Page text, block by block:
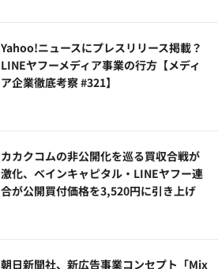
Yahoo!ニュースにプレスリリース掲載？
LINEヤフーメディア事業の行方【メディ
ア企業徹底考察 #321】
カカクコムの非公開化を巡る買収合戦が
激化、ベインキャピタル・LINEヤフー連
合が公開買付価格を3,520円に引き上げ
朝日新聞社、新広告事業コンセプト「Mix